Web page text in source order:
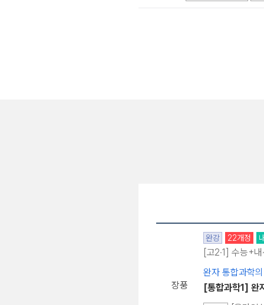
장풍
완강 22개정
[고2·1] 수능+
완자 통합과학
[통합과학1] 완